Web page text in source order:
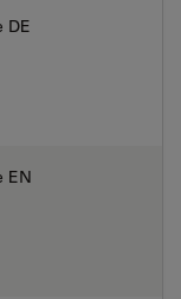
DE
EN